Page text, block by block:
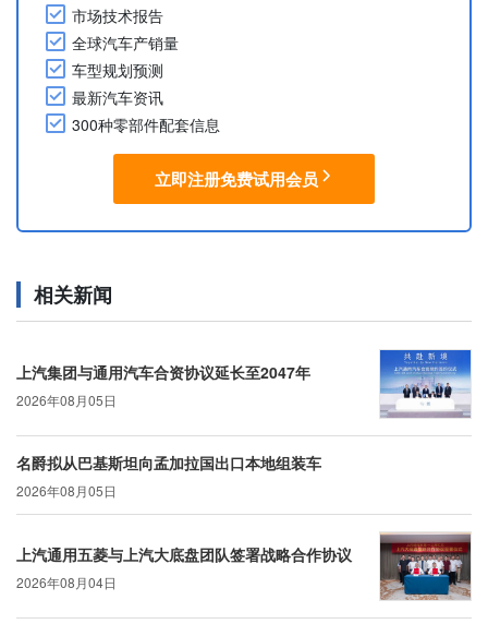
市场技术报告
全球汽车产销量
车型规划预测
最新汽车资讯
300种零部件配套信息
立即注册免费试用会员
相关新闻
上汽集团与通用汽车合资协议延长至2047年
2026年08月05日
名爵拟从巴基斯坦向孟加拉国出口本地组装车
2026年08月05日
上汽通用五菱与上汽大底盘团队签署战略合作协议
2026年08月04日